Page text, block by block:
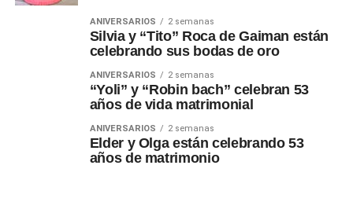
ANIVERSARIOS 2 semanas
Silvia y “Tito” Roca de Gaiman están
celebrando sus bodas de oro
ANIVERSARIOS 2 semanas
“Yoli” y “Robin bach” celebran 53
años de vida matrimonial
ANIVERSARIOS 2 semanas
Elder y Olga están celebrando 53
años de matrimonio